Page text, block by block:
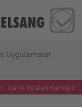
Uygulamalar
İçerik incelenmemiştir.